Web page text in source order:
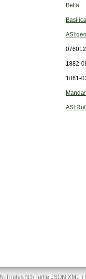
Bella
076012
1882-
1861-
N-Triples N3/Turtle JSON XML) |